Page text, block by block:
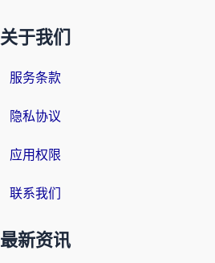
关于我们
服务条款
隐私协议
应用权限
联系我们
最新资讯